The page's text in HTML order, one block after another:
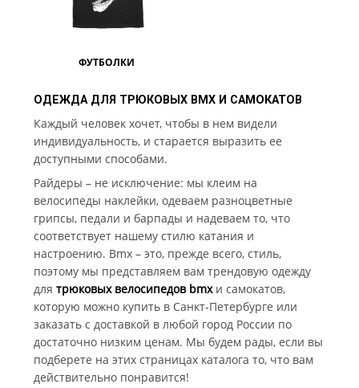
ФУТБОЛКИ
ОДЕЖДА ДЛЯ ТРЮКОВЫХ BMX И САМОКАТОВ
Каждый человек хочет, чтобы в нем видели
индивидуальность, и старается выразить ее
доступными способами.
Райдеры – не исключение: мы клеим на
велосипеды наклейки, одеваем разноцветные
грипсы, педали и барпады и надеваем то, что
соответствует нашему стилю катания и
настроению. Вmx – это, прежде всего, стиль,
поэтому мы представляем вам трендовую одежду
для трюковых велосипедов bmxи самокатов,
которую можно купить в Санкт-Петербурге или
заказать с доставкой в любой город России по
достаточно низким ценам. Мы будем рады, если вы
подберете на этих страницах каталога то, что вам
действительно понравится!